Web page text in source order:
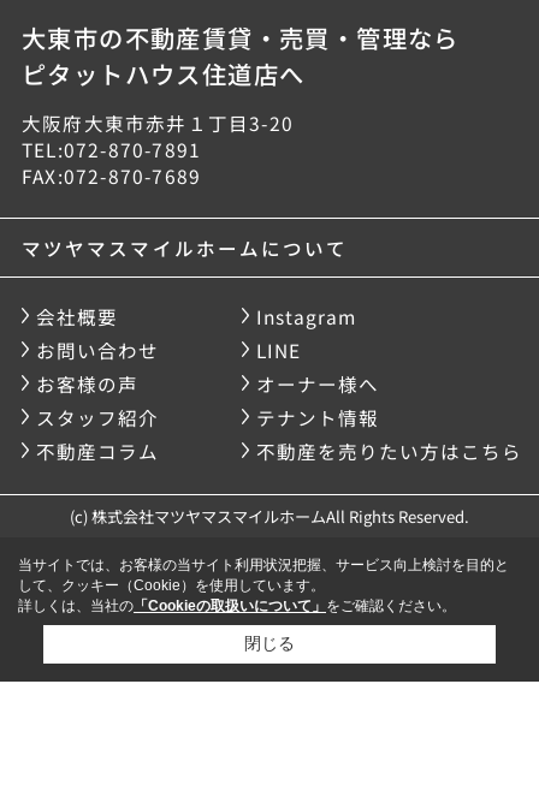
大東市の不動産賃貸・売買・管理なら
ピタットハウス住道店へ
大阪府大東市赤井１丁目3-20
TEL:072-870-7891
FAX:072-870-7689
マツヤマスマイルホームについて
会社概要
Instagram
お問い合わせ
LINE
お客様の声
オーナー様へ
スタッフ紹介
テナント情報
不動産コラム
不動産を売りたい方はこちら
(c) 株式会社マツヤマスマイルホームAll Rights Reserved.
当サイトでは、お客様の当サイト利用状況把握、サービス向上検討を目的と
して、クッキー（Cookie）を使用しています。
詳しくは、当社の 「Cookieの取扱いについて」 をご確認ください。
閉じる